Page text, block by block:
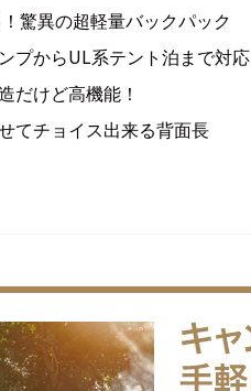
驚異の超軽量バックパック
プからUL系テント泊まで対応
だけど高機能！
てチョイス出来る背面長